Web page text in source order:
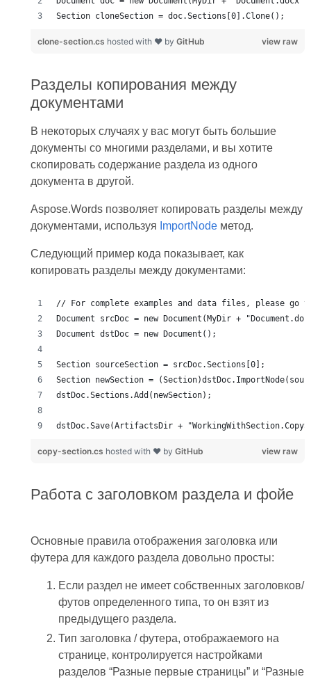
view raw
clone-section.cs hosted with ❤ by GitHub
Разделы копирования между
документами
В некоторых случаях у вас могут быть большие
документы со многими разделами, и вы хотите
скопировать содержание раздела из одного
документа в другой.
Aspose.Words позволяет копировать разделы между
документами, используя ImportNodeметод.
Следующий пример кода показывает, как
копировать разделы между документами:
view raw
copy-section.cs hosted with ❤ by GitHub
Работа с заголовком раздела и фойе
Основные правила отображения заголовка или
футера для каждого раздела довольно просты:
Если раздел не имеет собственных заголовков/
футов определенного типа, то он взят из
предыдущего раздела.
Тип заголовка / футера, отображаемого на
странице, контролируется настройками
разделов “Разные первые страницы” и “Разные